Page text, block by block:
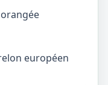
européen